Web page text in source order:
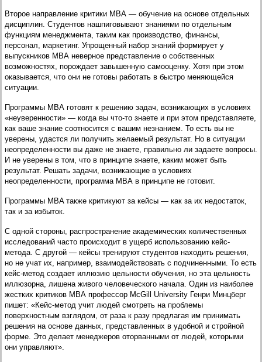
Второе направление критики МВА — обучение на основе отдельных
дисциплин. Студентов нашпиговывают знаниями по отдельным
функциям менеджмента, таким как производство, финансы,
персонал, маркетинг. Упрощенный набор знаний формирует у
выпускников МВА неверное представление о собственных
возможностях, порождает завышенную самооценку. Хотя при этом
оказывается, что они не готовы работать в быстро меняющейся
ситуации.
Программы МВА готовят к решению задач, возникающих в условиях
«неуверенности» — когда вы что-то знаете и при этом представляете,
как ваше знание соотносится с вашим незнанием. То есть вы не
уверены, удастся ли получить желаемый результат. Но в ситуации
неопределенности вы даже не знаете, правильно ли задаете вопросы.
И не уверены в том, что в принципе знаете, каким может быть
результат. Решать задачи, возникающие в условиях
неопределенности, программа МВА в принципе не готовит.
Программы MBA также критикуют за кейсы — как за их недостаток,
так и за избыток.
С одной стороны, распространение академических количественных
исследований часто происходит в ущерб использованию кейс-
метода. С другой — кейсы тренируют студентов находить решения,
но не учат их, например, взаимодействовать с подчиненными. То есть
кейс-метод создает иллюзию цельности обучения, но эта цельность
иллюзорна, лишена живого человеческого начала. Один из наиболее
жестких критиков МВА профессор McGill University Генри Минцберг
пишет: «Кейс-метод учит людей смотреть на проблемы
поверхностным взглядом, от раза к разу предлагая им принимать
решения на основе данных, представленных в удобной и стройной
форме. Это делает менеджеров оторванными от людей, которыми
они управляют».